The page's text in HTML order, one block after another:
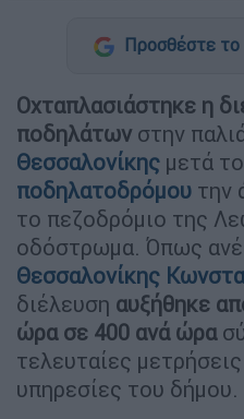
Προσθέστε
Οχταπλασιάστηκε η
ποδηλάτων στην
Θεσσαλονίκης μετά
ποδηλατοδρόμου την
το πεζοδρόμιο της
οδόστρωμα. Όπως
Θεσσαλονίκης
διέλευση αυξήθηκε
ώρα σε 400 ανά ώρα
τελευταίες
υπηρεσίες του δήμου.